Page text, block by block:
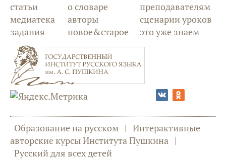
статьи
медиатека
задания
о словаре
авторы
новое&старое
преподавателям
сценарии уроков
это уже знаем
Образование на русском | Интерактивные
авторские курсы Института Пушкина |
Русский для всех детей